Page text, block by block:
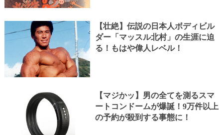
【壮絶】伝説の日本人ボディビル
ダー「マッスル北村」の生涯に迫
る！もはや偉人レベル！
【マジかッ】男の全てを測るスマ
ートコンドームが爆誕！9万件以上
の予約が殺到する事態に！